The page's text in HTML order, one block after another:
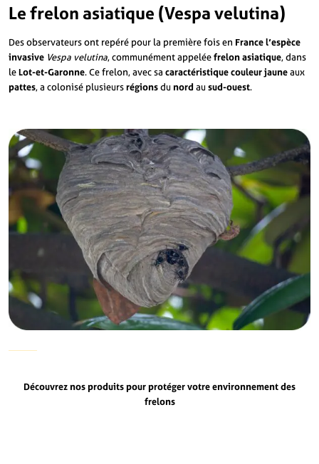
Le frelon asiatique (Vespa velutina)
Des observateurs ont repéré pour la première fois en France l’espèce
invasive Vespa velutina, communément appeléefrelon asiatique, dans
leLot-et-Garonne. Ce frelon, avec sa caractéristique couleur jauneaux
pattes, a colonisé plusieursrégionsdu nordau sud-ouest.
Découvrez nos produits pour protéger votre environnement des
frelons